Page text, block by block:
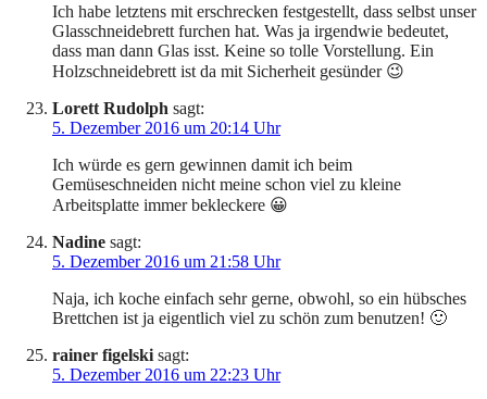
Ich habe letztens mit erschrecken festgestellt, dass selbst unser
Glasschneidebrett furchen hat. Was ja irgendwie bedeutet,
dass man dann Glas isst. Keine so tolle Vorstellung. Ein
Holzschneidebrett ist da mit Sicherheit gesünder 😉
Lorett Rudolph sagt:
5. Dezember 2016 um 20:14 Uhr
Ich würde es gern gewinnen damit ich beim
Gemüseschneiden nicht meine schon viel zu kleine
Arbeitsplatte immer bekleckere 😀
Nadine sagt:
5. Dezember 2016 um 21:58 Uhr
Naja, ich koche einfach sehr gerne, obwohl, so ein hübsches
Brettchen ist ja eigentlich viel zu schön zum benutzen! 🙂
rainer figelski sagt:
5. Dezember 2016 um 22:23 Uhr